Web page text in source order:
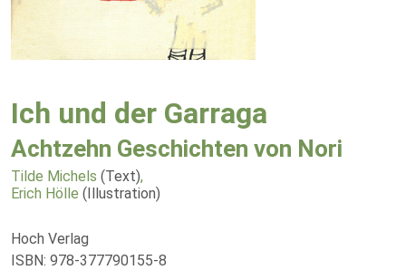
Ich und der Garraga
Achtzehn Geschichten von Nori
Tilde Michels (Text),
Erich Hölle (Illustration)
Hoch Verlag
ISBN: 978-377790155-8